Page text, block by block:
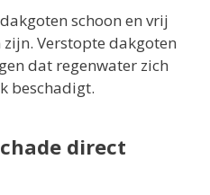
schoon en vrij
Verstopte dakgoten
dat regenwater zich
beschadigt.
direct